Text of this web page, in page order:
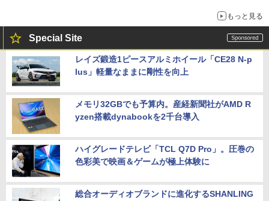
もっと見る
Special Site
レイズ鍛造1ピースアルミホイール「CE28 N-p
lus」軽量なままに剛性を向上
メモリ32GBでも予算内。産経新聞社がAMD R
yzen搭載dynabookを2千台導入
ハイグレードテレビ「TCL Q7D Pro」。圧巻の
色彩美で映画＆ゲームが極上体験に
総合オーディオブランドに進化するSHANLING